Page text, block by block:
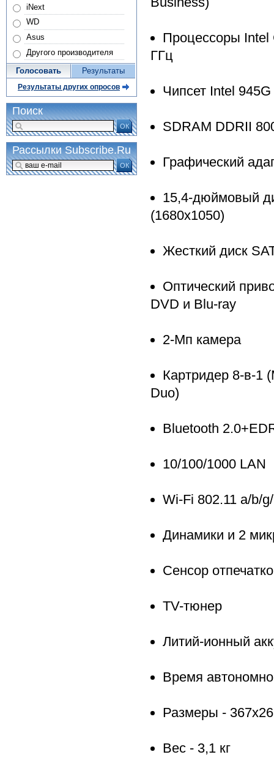
Процессоры Intel
ГГц
Чипсет Intel
SDRAM DDRII
Графический
15,4-дюймовый
(1680x1050)
Жесткий диск
Оптический
DVD и Blu-ray
2-Мп камера
Картридер 8-в-1
Duo)
Bluetooth
10/100/1000 LAN
Wi-Fi 802.11 a/b/
Динамики и 2
Сенсор
TV-тюнер
Литий-ионный
Время
Размеры -
Вес - 3,1 кг
iNext
WD
Asus
Другого производителя
Голосовать Результаты
Результаты других опросов
Поиск
ОК
Рассылки Subscribe.Ru
ОК